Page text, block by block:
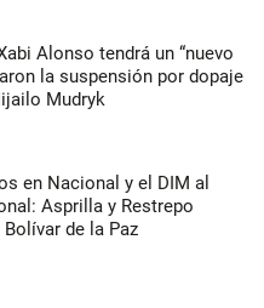
Alonso tendrá un “nuevo
la suspensión por dopaje
Mudryk
en Nacional y el DIM al
Asprilla y Restrepo
de la Paz